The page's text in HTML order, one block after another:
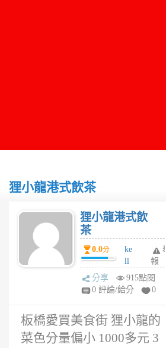
狸小龍港式飲茶
狸小龍港式飲
茶
0.0分
ke
ll
y
6
舉
報
分享
915點閱
0 評論/給分
0
板橋愛買美食街 狸小龍的
菜色分量偏小 1000多元 3